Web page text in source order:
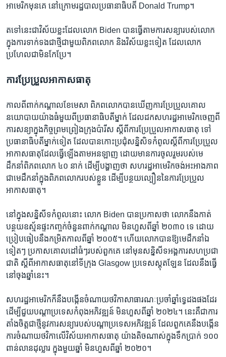
អាមេរិកមុនគេ​ នៅ​ក្រោមរដ្ឋបាលប្រធានាធិបតី Donald Trump។
ត​ទៅនេះ​ជា​វិស័យ​ខ្លះដែលលោក Biden បាន​ធ្វើតាមការ​សន្យា​របស់​លោក
ក្នុងការ​ទាក់ទង​ជា​ថ្មីជា​មួយពិភពលោក និង​វិស័យ​ខ្លះ​ទៀត ដែល​លោក​
ប្រហែល​ជា​មិន​កែប្រែ។
ការ​ប្រែ​ប្រួល​អាកាសធាតុ
កាលពី​ពាក់កណ្តាល​ខែ​មេសា ពិភពលោក​បានឃើញ​ការ​ប្រែប្រួល​គោល
នយោបាយ​យ៉ាងធំ​មួយ​ពី​ប្រធានាធិបតី​ម្នាក់ ​ដែល​ដក​សហរដ្ឋ​អាមេរិក​ចេញ​ពី​
ការសន្យា​ក្នុង​កិច្ច​ព្រមព្រៀងក្រុងប៉ារីស ស្តីពីការប្រែប្រួលអាកាសធាតុ​ ទៅ
ប្រធានាធិបតី​ម្នាក់​ទៀត ដែល​បានកោះ​ប្រជុំ​សន្និសិទ​កំពូលស្តីពីការប្រែប្រួល
អាកាសធាតុ​ដែលធ្វើឡើងតាម​អនឡាញ ដោយមាន​ការ​ចូលរួម​របស់​មេ
ដឹកនាំ​ពិភពលោក ៤០​ នាក់ ដើម្បីបង្ហាញ​ថា សហរដ្ឋ​អាមេរិកចង់​អះអាងភាព​
ជា​មេដឹកនាំ​ក្នុង​ពិភពលោករបស់ខ្លួន ​ដើម្បី​ប​ន្ថយល្បឿន​នៃ​ការ​ប្រែ​ប្រួល​
អាកាសធាតុ។
នៅ​ក្នុង​សន្និសីទ​កំពូល​នោះ​ លោក Biden បានប្រកាស​ថា លោកនឹង​កាត់​
បន្ថយ​ឧស្ម័នផ្ទះ​កញ្ចក់​ចំនួន​ពាក់កណ្តាល​ មិន​ហួស​ពី​ឆ្នាំ ២០៣០ ទេ​ ដោយ​
ប្រៀប​ធៀបនឹង​កម្រិត​កាល​ពី​ឆ្នាំ ២០០៥។ ​ហើយ​លោក​បានឱ្យ​មេដឹកនាំ​ឯ​
ទៀតៗ ​ប្រកាស​គោលដៅ​ធំៗ​របស់​ពួក​គេ​ នៅ​មុន​សន្និសីទ​អង្គការ​សហប្រជា
ជាតិ ស្តីពីអាកាស​ធាតុ​នៅ​ទីក្រុង Glasgow ប្រទេសស្តុតឡែន ដែលនឹងធ្វើ
នៅ​ចុង​ឆ្នាំ​នេះ។
សហរដ្ឋអាមេរិក​ក៏​នឹងបង្កើន​ចំណាយថវិកាសាធារណៈ​ប្រចាំ​ឆ្នាំ​ទ្វេដង​ផងដែរ ​
ដើម្បី​ជួយ​បណ្តា​ប្រទេស​កំពុង​អភិវឌ្ឍ​ន៍ មិនហួស​ពី​ឆ្នាំ ២០២៤។ នេះគឺជាការ
តាំង​ចិត្ត​ជា​ថ្មីនូវ​ការ​សន្យា​របស់​បណ្តា​ប្រទេស​អភិវឌ្ឍន៍​ ដែល​ពួកគេនឹងបង្កើន
ការចំណាយថវិកាលើវិស័យ​អាកាសធាតុ យ៉ាង​តិច​ណាស់ក្នុងទឹកប្រាក់ ​១០០
ពាន់​លាន​ដុល្លារ ​ក្នុងមួយ​ឆ្នាំ​ មិន​ហួស​ពី​ឆ្នាំ ២០២០។